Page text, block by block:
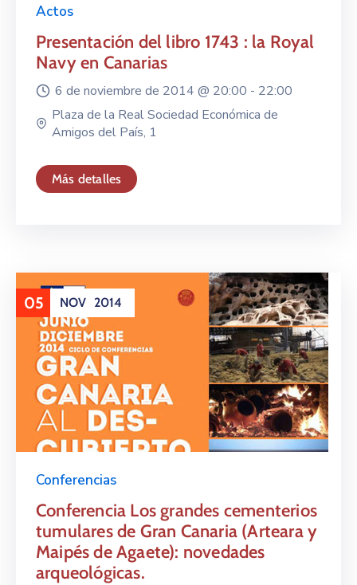
Actos
Presentación del libro 1743 : la Royal
Navy en Canarias
6 de noviembre de 2014 @ 20:00 - 22:00
Plaza de la Real Sociedad Económica de
Amigos del País, 1
Más detalles
05 NOV 2014
Conferencias
Conferencia Los grandes cementerios
tumulares de Gran Canaria (Arteara y
Maipés de Agaete): novedades
arqueológicas.